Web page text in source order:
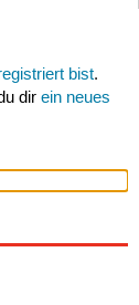
bist.
dir ein neues